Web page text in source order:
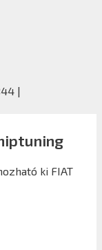
|
ki FIAT